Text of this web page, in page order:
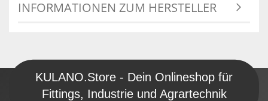
INFORMATIONEN ZUM HERSTELLER
KULANO.Store - Dein Onlineshop für
Fittings, Industrie und Agrartechnik